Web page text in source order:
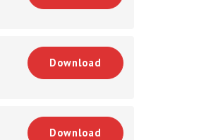
Download
Download